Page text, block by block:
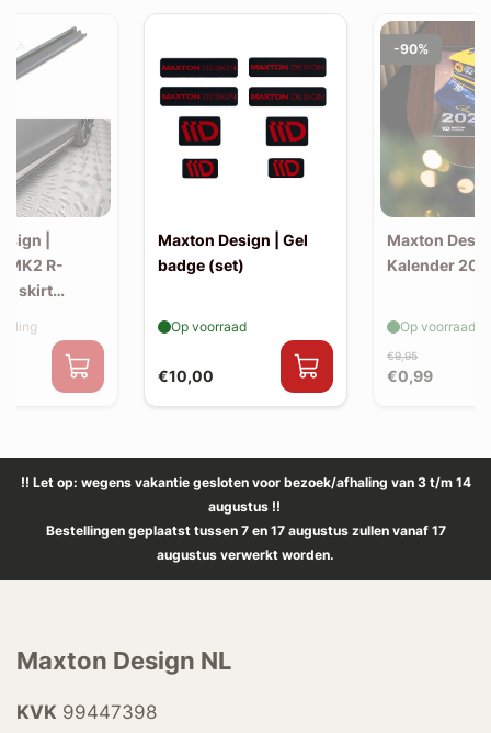
|
MK2 R-
skirt
Maxton Design | Gel
badge (set)
€10,00
Op voorraad
-90%
Maxton
Kalender
€9,95
€0,99
Op voorraad
!! Let op: wegens vakantie gesloten voor bezoek/afhaling van 3 t/m 14
augustus !!
Bestellingen geplaatst tussen 7 en 17 augustus zullen vanaf 17
augustus verwerkt worden.
Maxton Design NL
KVK 99447398